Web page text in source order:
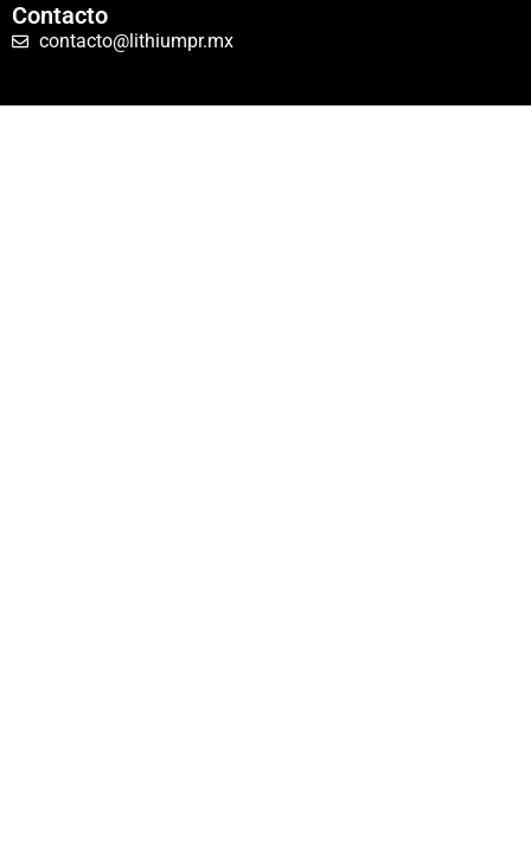
Contacto
contacto@lithiumpr.mx